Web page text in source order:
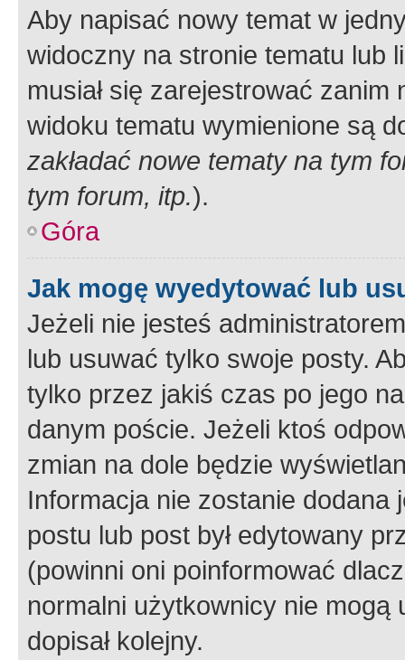
Aby napisać nowy temat w
widoczny na stronie tematu lub
musiał się zarejestrować
widoku tematu wymienione są
zakładać nowe tematy na tym
tym forum, itp.).
Góra
Jak mogę wyedytować lub
Jeżeli nie jesteś
lub usuwać tylko swoje posty.
tylko przez jakiś czas po jego
danym poście. Jeżeli ktoś
zmian na dole będzie
Informacja nie zostanie dodana
postu lub post był edytowany
(powinni oni poinformować
normalni użytkownicy nie
dopisał kolejny.